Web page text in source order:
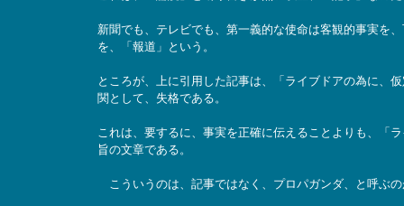
新聞でも、テレビでも、第一義的な使命は客観的事実を
を、「報道」という。
ところが、上に引用した記事は、「ライブドアの為に、
関として、失格である。
これは、要するに、事実を正確に伝えることよりも、「
旨の文章である。
こういうのは、記事ではなく、プロパガンダ、と呼ぶ